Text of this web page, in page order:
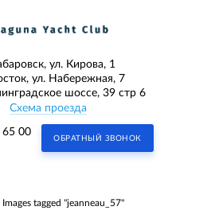
ул. Кирова, 1
ул. Набережная, 7
шоссе, 39 стр 6
Схема проезда
65 00
ОБРАТНЫЙ ЗВОНОК
Images tagged "jeanneau_57"